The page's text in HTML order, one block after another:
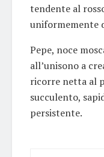
tendente al
uniformemente
Pepe, noce
all’unisono a
ricorre netta al
succulento,
persistente.